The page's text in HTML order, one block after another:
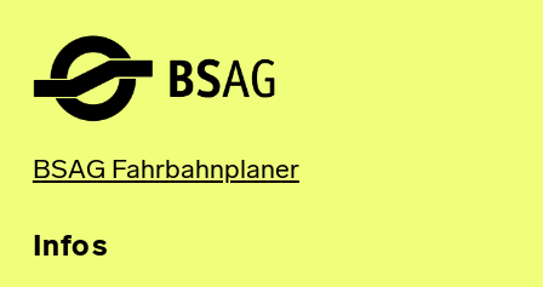
BSAG Fahrbahnplaner
Infos